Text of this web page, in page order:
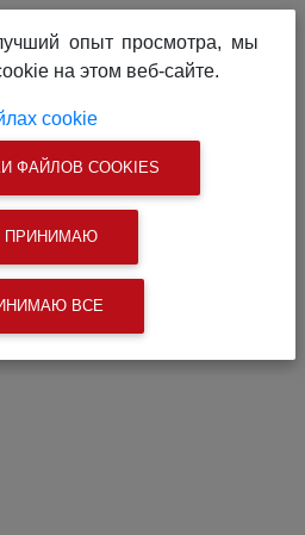
Поиск
опыт просмотра, мы
на этом веб-сайте.
cookie